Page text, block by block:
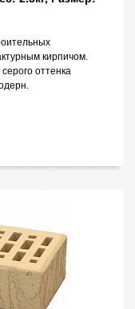
кирпичом.
оттенка